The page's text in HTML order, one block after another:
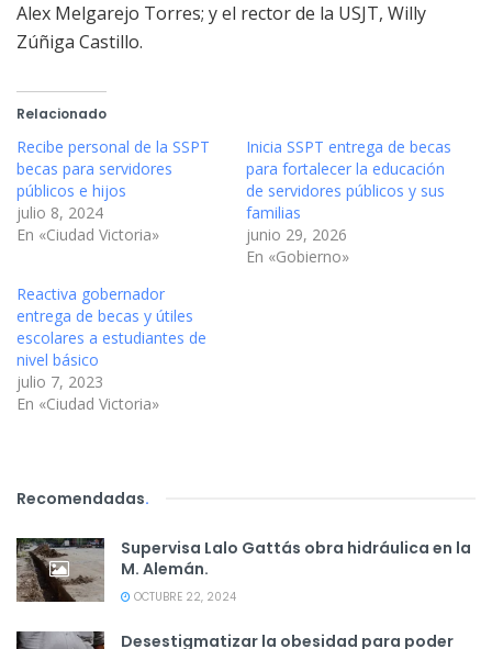
Alex Melgarejo Torres; y el rector de la USJT, Willy
Zúñiga Castillo.
Relacionado
Recibe personal de la SSPT
becas para servidores
públicos e hijos
julio 8, 2024
En «Ciudad Victoria»
Inicia SSPT entrega de becas
para fortalecer la educación
de servidores públicos y sus
familias
junio 29, 2026
En «Gobierno»
Reactiva gobernador
entrega de becas y útiles
escolares a estudiantes de
nivel básico
julio 7, 2023
En «Ciudad Victoria»
Recomendadas.
Supervisa Lalo Gattás obra hidráulica en la
M. Alemán.
OCTUBRE 22, 2024
Desestigmatizar la obesidad para poder